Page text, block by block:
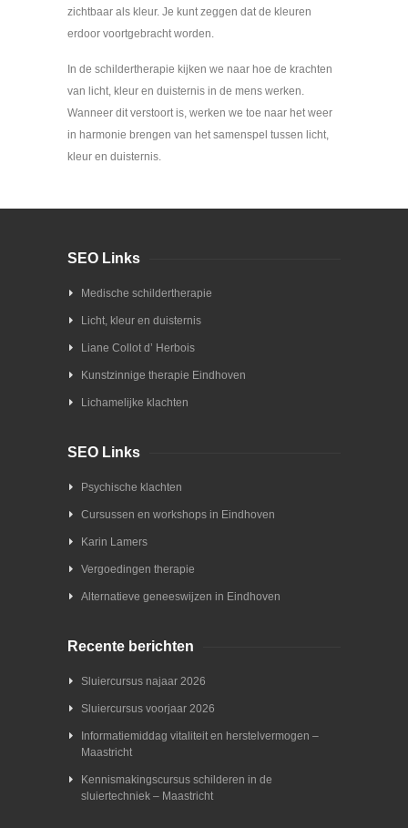
zichtbaar als kleur. Je kunt zeggen dat de kleuren
erdoor voortgebracht worden.
In de schildertherapie kijken we naar hoe de krachten
van licht, kleur en duisternis in de mens werken.
Wanneer dit verstoort is, werken we toe naar het weer
in harmonie brengen van het samenspel tussen licht,
kleur en duisternis.
SEO Links
Medische schildertherapie
Licht, kleur en duisternis
Liane Collot d’ Herbois
Kunstzinnige therapie Eindhoven
Lichamelijke klachten
SEO Links
Psychische klachten
Cursussen en workshops in Eindhoven
Karin Lamers
Vergoedingen therapie
Alternatieve geneeswijzen in Eindhoven
Recente berichten
Sluiercursus najaar 2026
Sluiercursus voorjaar 2026
Informatiemiddag vitaliteit en herstelvermogen –
Maastricht
Kennismakingscursus schilderen in de
sluiertechniek – Maastricht